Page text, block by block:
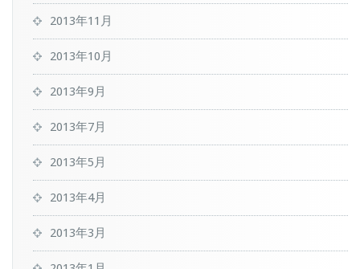
2013年11月
2013年10月
2013年9月
2013年7月
2013年5月
2013年4月
2013年3月